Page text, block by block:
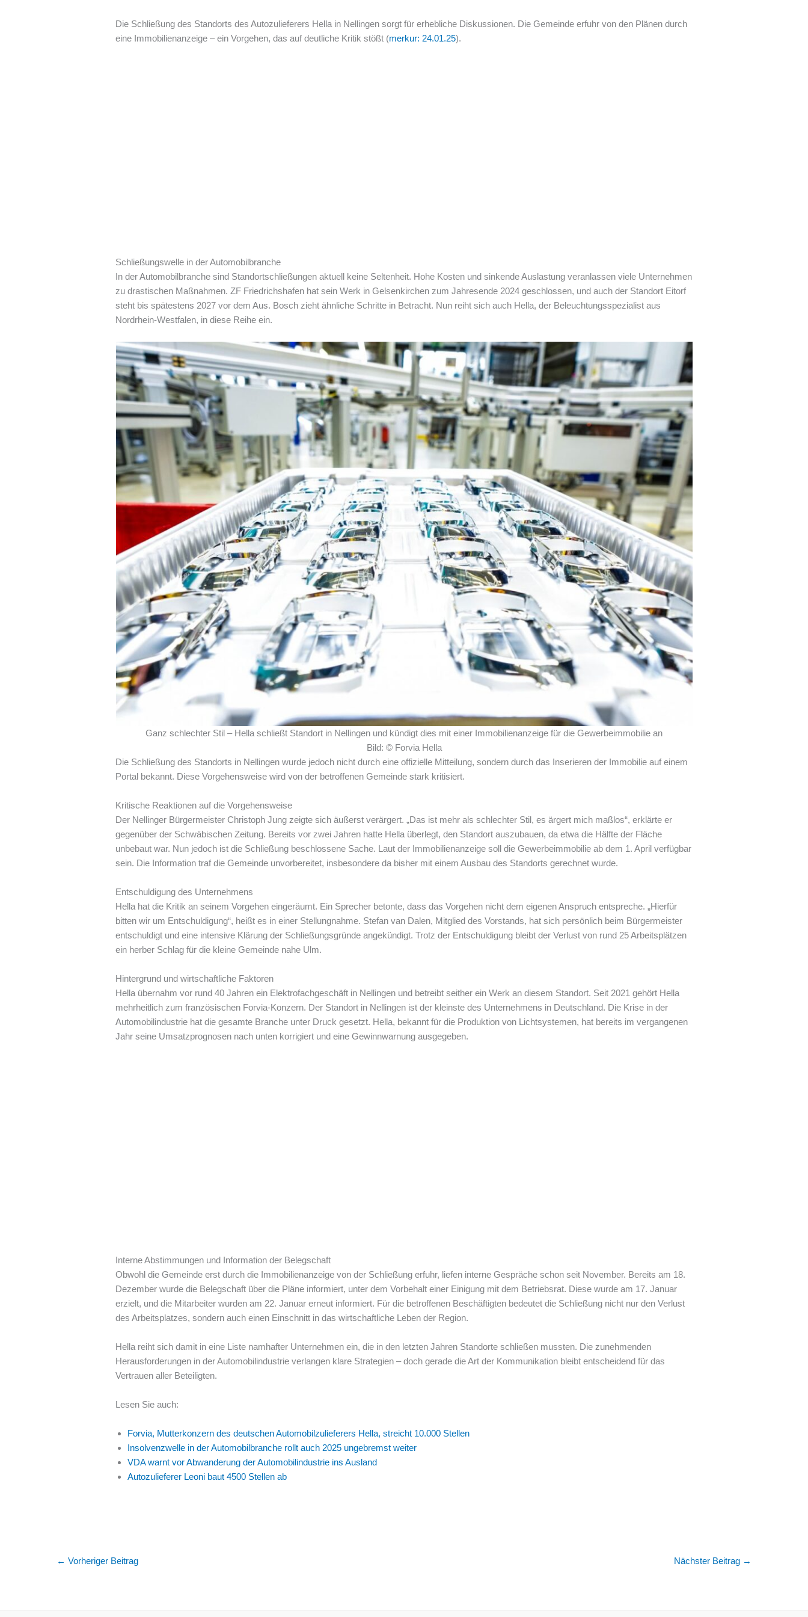
Die Schließung des Standorts des Autozulieferers Hella in Nellingen sorgt für erhebliche Diskussionen. Die Gemeinde erfuhr von den Plänen durch
eine Immobilienanzeige – ein Vorgehen, das auf deutliche Kritik stößt (merkur: 24.01.25).
Schließungswelle in der Automobilbranche
In der Automobilbranche sind Standortschließungen aktuell keine Seltenheit. Hohe Kosten und sinkende Auslastung veranlassen viele Unternehmen
zu drastischen Maßnahmen. ZF Friedrichshafen hat sein Werk in Gelsenkirchen zum Jahresende 2024 geschlossen, und auch der Standort Eitorf
steht bis spätestens 2027 vor dem Aus. Bosch zieht ähnliche Schritte in Betracht. Nun reiht sich auch Hella, der Beleuchtungsspezialist aus
Nordrhein-Westfalen, in diese Reihe ein.
Ganz schlechter Stil – Hella schließt Standort in Nellingen und kündigt dies mit einer Immobilienanzeige für die Gewerbeimmobilie an
Bild: © Forvia Hella
Die Schließung des Standorts in Nellingen wurde jedoch nicht durch eine offizielle Mitteilung, sondern durch das Inserieren der Immobilie auf einem
Portal bekannt. Diese Vorgehensweise wird von der betroffenen Gemeinde stark kritisiert.
Kritische Reaktionen auf die Vorgehensweise
Der Nellinger Bürgermeister Christoph Jung zeigte sich äußerst verärgert. „Das ist mehr als schlechter Stil, es ärgert mich maßlos“, erklärte er
gegenüber der Schwäbischen Zeitung. Bereits vor zwei Jahren hatte Hella überlegt, den Standort auszubauen, da etwa die Hälfte der Fläche
unbebaut war. Nun jedoch ist die Schließung beschlossene Sache. Laut der Immobilienanzeige soll die Gewerbeimmobilie ab dem 1. April verfügbar
sein. Die Information traf die Gemeinde unvorbereitet, insbesondere da bisher mit einem Ausbau des Standorts gerechnet wurde.
Entschuldigung des Unternehmens
Hella hat die Kritik an seinem Vorgehen eingeräumt. Ein Sprecher betonte, dass das Vorgehen nicht dem eigenen Anspruch entspreche. „Hierfür
bitten wir um Entschuldigung“, heißt es in einer Stellungnahme. Stefan van Dalen, Mitglied des Vorstands, hat sich persönlich beim Bürgermeister
entschuldigt und eine intensive Klärung der Schließungsgründe angekündigt. Trotz der Entschuldigung bleibt der Verlust von rund 25 Arbeitsplätzen
ein herber Schlag für die kleine Gemeinde nahe Ulm.
Hintergrund und wirtschaftliche Faktoren
Hella übernahm vor rund 40 Jahren ein Elektrofachgeschäft in Nellingen und betreibt seither ein Werk an diesem Standort. Seit 2021 gehört Hella
mehrheitlich zum französischen Forvia-Konzern. Der Standort in Nellingen ist der kleinste des Unternehmens in Deutschland. Die Krise in der
Automobilindustrie hat die gesamte Branche unter Druck gesetzt. Hella, bekannt für die Produktion von Lichtsystemen, hat bereits im vergangenen
Jahr seine Umsatzprognosen nach unten korrigiert und eine Gewinnwarnung ausgegeben.
Interne Abstimmungen und Information der Belegschaft
Obwohl die Gemeinde erst durch die Immobilienanzeige von der Schließung erfuhr, liefen interne Gespräche schon seit November. Bereits am 18.
Dezember wurde die Belegschaft über die Pläne informiert, unter dem Vorbehalt einer Einigung mit dem Betriebsrat. Diese wurde am 17. Januar
erzielt, und die Mitarbeiter wurden am 22. Januar erneut informiert. Für die betroffenen Beschäftigten bedeutet die Schließung nicht nur den Verlust
des Arbeitsplatzes, sondern auch einen Einschnitt in das wirtschaftliche Leben der Region.
Hella reiht sich damit in eine Liste namhafter Unternehmen ein, die in den letzten Jahren Standorte schließen mussten. Die zunehmenden
Herausforderungen in der Automobilindustrie verlangen klare Strategien – doch gerade die Art der Kommunikation bleibt entscheidend für das
Vertrauen aller Beteiligten.
Lesen Sie auch:
Forvia, Mutterkonzern des deutschen Automobilzulieferers Hella, streicht 10.000 Stellen
Insolvenzwelle in der Automobilbranche rollt auch 2025 ungebremst weiter
VDA warnt vor Abwanderung der Automobilindustrie ins Ausland
Autozulieferer Leoni baut 4500 Stellen ab
← Vorheriger Beitrag Nächster Beitrag →